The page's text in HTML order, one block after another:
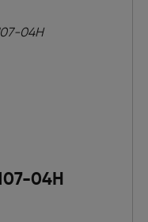
04H